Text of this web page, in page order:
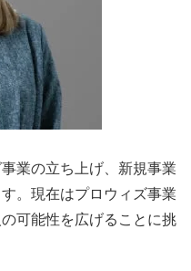
業の立ち上げ、新規事業
。現在はプロウィズ事業
可能性を広げることに挑